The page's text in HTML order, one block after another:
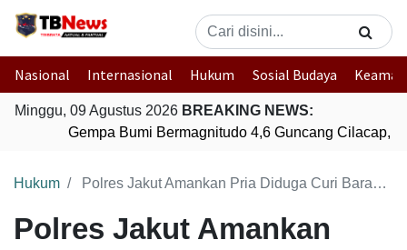
Nasional Internasional Hukum Sosial Budaya
Minggu, 09 Agustus 2026 BREAKING NEWS:
Gempa Bumi Bermagnitudo 4,6 Guncang Cilacap,
Hukum Polres Jakut Amankan Pria Diduga Curi Barang dari Mobil Box
Polres Jakut Amankan